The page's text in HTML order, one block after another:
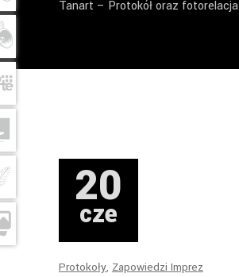
Tanart – Protokół oraz fotorelacja
20
cze
Protokoły, Zapowiedzi Imprez